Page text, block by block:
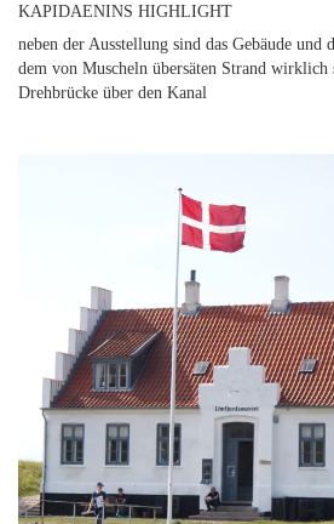
KAPIDAENINS HIGHLIGHT
neben der Ausstellung sind das Gebäude und
dem von Muscheln übersäten Strand wirklich
Drehbrücke über den Kanal